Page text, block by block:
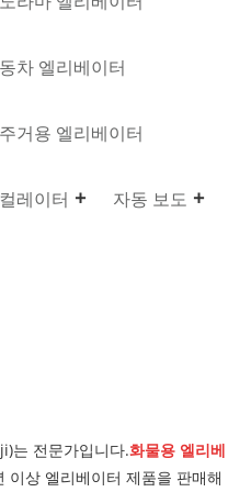
차 엘리베이터
주거용 엘리베이터
레이터 자동 보도
는 전문가입니다.화물용 엘리베
이상 엘리베이터 제품을 판매해